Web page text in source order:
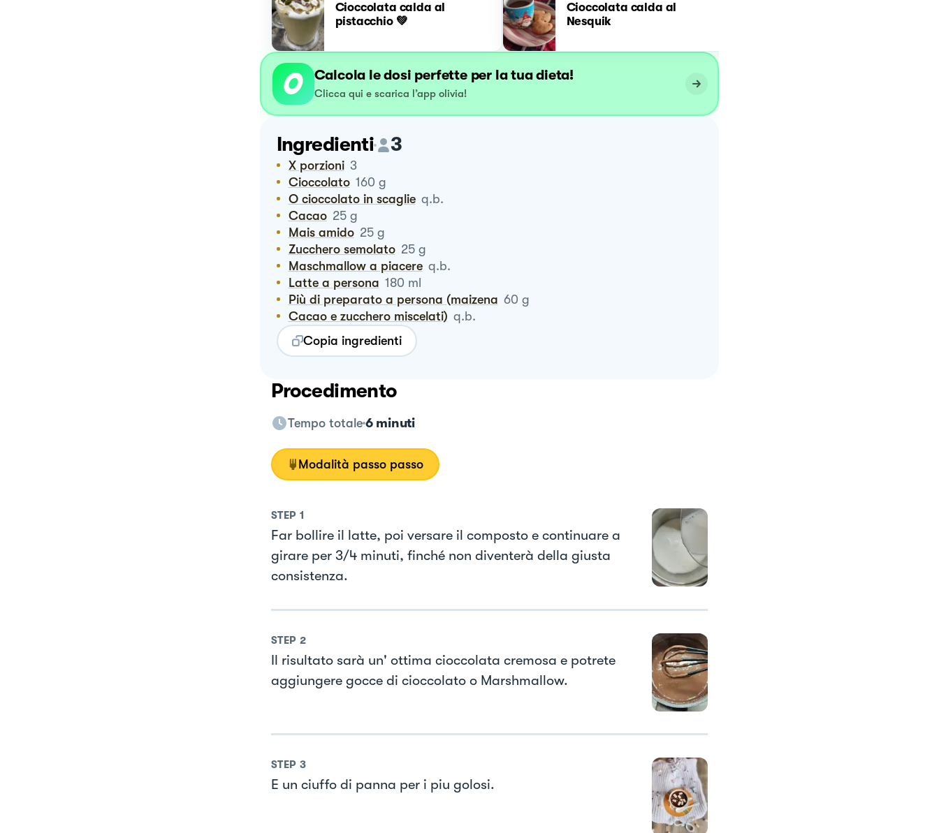
Cioccolata calda al
pistacchio 💚
Cioccolata calda al
Nesquik
Calcola le dosi perfette per la tua dieta!
Clicca qui e scarica l’app olivia!
Ingredienti 3
X porzioni 3
Cioccolato 160 g
O cioccolato in scaglie q.b.
Cacao 25 g
Mais amido 25 g
Zucchero semolato 25 g
Maschmallow a piacere q.b.
Latte a persona 180 ml
Più di preparato a persona (maizena 60 g
Cacao e zucchero miscelati) q.b.
Copia ingredienti
Procedimento
Tempo totale 6 minuti
Modalità passo passo
STEP 1
Far bollire il latte, poi versare il composto e continuare a
girare per 3/4 minuti, finché non diventerà della giusta
consistenza.
STEP 2
Il risultato sarà un' ottima cioccolata cremosa e potrete
aggiungere gocce di cioccolato o Marshmallow.
STEP 3
E un ciuffo di panna per i piu golosi.